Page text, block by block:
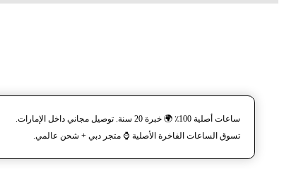
ساعات أصلية 100٪ 🌍 خبرة 20 سنة. توصيل مجاني داخل الإمارات.
تسوق الساعات الفاخرة الأصلية ⌚️ متجر دبي + شحن عالمي.